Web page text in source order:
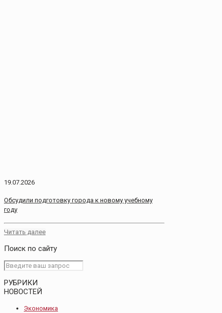
19.07.2026
Обсудили подготовку города к новому учебному
году
Читать далее
Поиск по сайту
РУБРИКИ
НОВОСТЕЙ
Экономика